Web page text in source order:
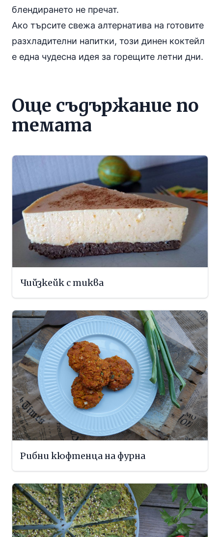
блендирането не пречат.
Ако търсите свежа алтернатива на готовите
разхладителни напитки, този динен коктейл
е една чудесна идея за горещите летни дни.
Още съдържание по
темата
Чийзкейк с тиква
Рибни кюфтенца на фурна